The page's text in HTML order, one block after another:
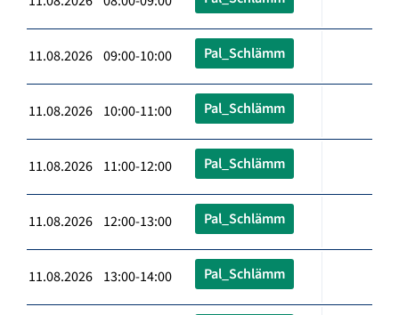
11.08.2026 09:00-10:00 Pal_Schlämm
11.08.2026 10:00-11:00 Pal_Schlämm
11.08.2026 11:00-12:00 Pal_Schlämm
11.08.2026 12:00-13:00 Pal_Schlämm
11.08.2026 13:00-14:00 Pal_Schlämm